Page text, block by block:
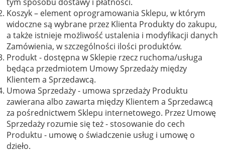
Koszyk – element oprogramowania Sklepu, w którym
widoczne są wybrane przez Klienta Produkty do zakupu,
a także istnieje możliwość ustalenia i modyfikacji danych
Zamówienia, w szczególności ilości produktów.
Produkt - dostępna w Sklepie rzecz ruchoma/usługa
będąca przedmiotem Umowy Sprzedaży między
Klientem a Sprzedawcą.
Umowa Sprzedaży - umowa sprzedaży Produktu
zawierana albo zawarta między Klientem a Sprzedawcą
za pośrednictwem Sklepu internetowego. Przez Umowę
Sprzedaży rozumie się też - stosowanie do cech
Produktu - umowę o świadczenie usług i umowę o
dzieło.